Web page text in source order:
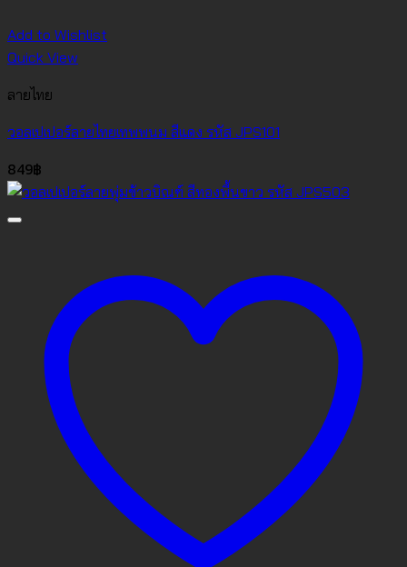
Add to Wishlist
Quick View
ลายไทย
วอลเปเปอร์ลายไทยเทพพนม สีแดง รหัส JPS101
849฿